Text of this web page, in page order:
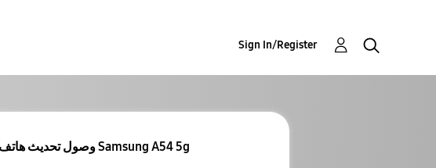
Sign In/Register
Re: Re: Re: وصول تحديث هاتف Samsung A54 5g